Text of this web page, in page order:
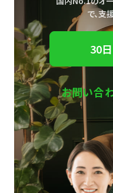
で、支
30
お問い合